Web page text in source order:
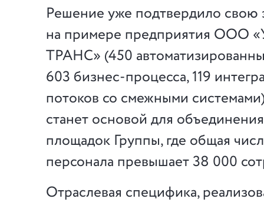
Решение уже подтвердило свою
на примере предприятия
ТРАНС» (450
603 бизнес-процесса, 119
потоков со смежными
станет основой для
площадок Группы, где общая
персонала превышает 38 000
Отраслевая специфика,